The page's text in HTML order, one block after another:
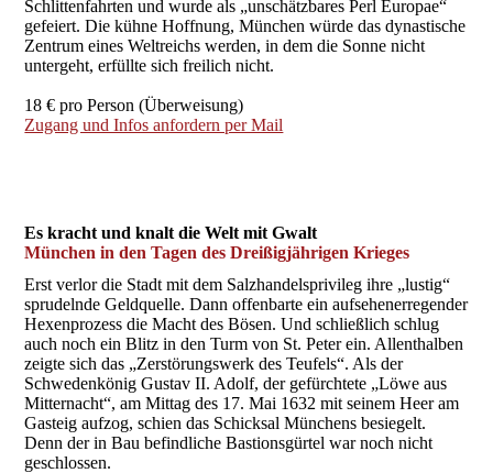
Schlittenfahrten und wurde als „unschätzbares Perl Europae“
gefeiert. Die kühne Hoffnung, München würde das dynastische
Zentrum eines Weltreichs werden, in dem die Sonne nicht
untergeht, erfüllte sich freilich nicht.
18 € pro Person (Überweisung)
Zugang und Infos anfordern per Mail
Es kracht und knalt die Welt mit Gwalt
München in den Tagen des Dreißigjährigen Krieges
Erst verlor die Stadt mit dem Salzhandelsprivileg ihre „lustig“
sprudelnde Geldquelle. Dann offenbarte ein aufsehenerregender
Hexenprozess die Macht des Bösen. Und schließlich schlug
auch noch ein Blitz in den Turm von St. Peter ein. Allenthalben
zeigte sich das „Zerstörungswerk des Teufels“. Als der
Schwedenkönig Gustav II. Adolf, der gefürchtete „Löwe aus
Mitternacht“, am Mittag des 17. Mai 1632 mit seinem Heer am
Gasteig aufzog, schien das Schicksal Münchens besiegelt.
Denn der in Bau befindliche Bastionsgürtel war noch nicht
geschlossen.